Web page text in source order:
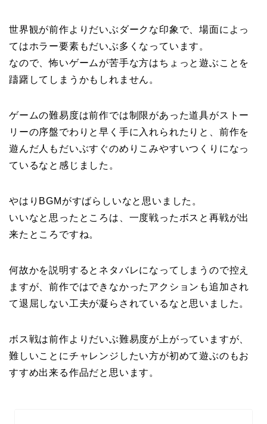
世界観が前作よりだいぶダークな印象で、場面によっ
てはホラー要素もだいぶ多くなっています。
なので、怖いゲームが苦手な方はちょっと遊ぶことを
躊躇してしまうかもしれません。
ゲームの難易度は前作では制限があった道具がストー
リーの序盤でわりと早く手に入れられたりと、前作を
遊んだ人もだいぶすぐのめりこみやすいつくりになっ
ているなと感じました。
やはりBGMがすばらしいなと思いました。
いいなと思ったところは、一度戦ったボスと再戦が出
来たところですね。
何故かを説明するとネタバレになってしまうので控え
ますが、前作ではできなかったアクションも追加され
て退屈しない工夫が凝らされているなと思いました。
ボス戦は前作よりだいぶ難易度が上がっていますが、
難しいことにチャレンジしたい方が初めて遊ぶのもお
すすめ出来る作品だと思います。